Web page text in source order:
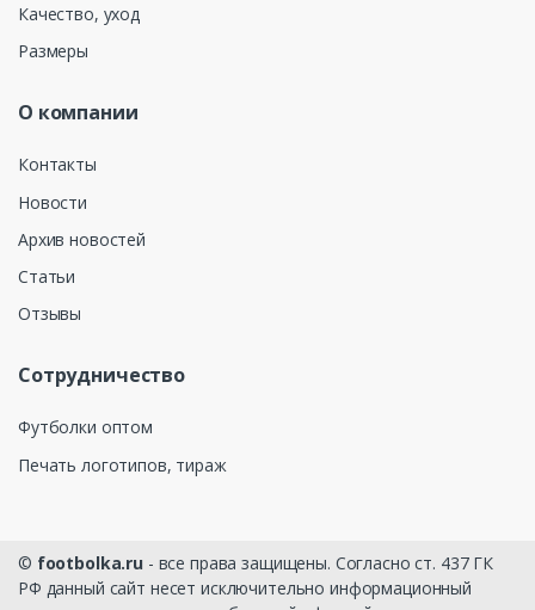
Качество, уход
Размеры
О компании
Контакты
Новости
Архив новостей
Статьи
Отзывы
Сотрудничество
Футболки оптом
Печать логотипов, тираж
© footbolka.ru - все права защищены. Согласно ст. 437 ГК
РФ данный сайт несет исключительно информационный